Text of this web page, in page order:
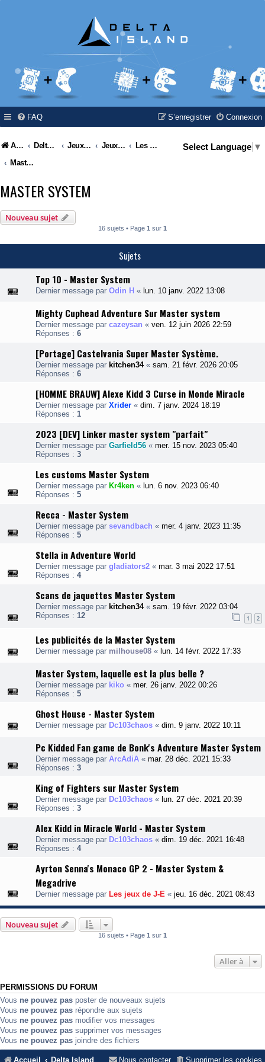
FAQ Connexion
S’enregistrer
Accueil Delta Island Jeux Video Jeux Vidéo & Retrogaming
Les consoles Sega
Master System
Select Language ▼
MASTER SYSTEM
Nouveau sujet
16 sujets • Page 1 sur 1
Sujets
Top 10 - Master System
Dernier message par Odin H « lun. 10 janv. 2022 13:08
Mighty Cuphead Adventure Sur Master system
Dernier message par cazeysan « ven. 12 juin 2026 22:59
Réponses : 6
[Portage] Castelvania Super Master Système.
Dernier message par kitchen34« sam. 21 févr. 2026 20:05
Réponses : 6
[HOMME BRAUW] Alexe Kidd 3 Curse in Monde Miracle
Dernier message par Xrider « dim. 7 janv. 2024 18:19
Réponses : 1
2023 [DEV] Linker master system "parfait"
Dernier message par Garfield56 « mer. 15 nov. 2023 05:40
Réponses : 3
Les customs Master System
Dernier message par Kr4ken « lun. 6 nov. 2023 06:40
Réponses : 5
Recca - Master System
Dernier message par sevandbach « mer. 4 janv. 2023 11:35
Réponses : 5
Stella in Adventure World
Dernier message par gladiators2 « mar. 3 mai 2022 17:51
Réponses : 4
Scans de jaquettes Master System
Dernier message par kitchen34« sam. 19 févr. 2022 03:04
Réponses : 12 1 2
Les publicités de la Master System
Dernier message par milhouse08 « lun. 14 févr. 2022 17:33
Master System, laquelle est la plus belle ?
Dernier message par kiko « mer. 26 janv. 2022 00:26
Réponses : 5
Ghost House - Master System
Dernier message par Dc103chaos « dim. 9 janv. 2022 10:11
Pc Kidded Fan game de Bonk's Adventure Master System
Dernier message par ArcAdiA « mar. 28 déc. 2021 15:33
Réponses : 3
King of Fighters sur Master System
Dernier message par Dc103chaos « lun. 27 déc. 2021 20:39
Réponses : 3
Alex Kidd in Miracle World - Master System
Dernier message par Dc103chaos « dim. 19 déc. 2021 16:48
Réponses : 4
Ayrton Senna's Monaco GP 2 - Master System &
Megadrive
Dernier message par Les jeux de J-E « jeu. 16 déc. 2021 08:43
Nouveau sujet
16 sujets • Page 1 sur 1
Aller à
PERMISSIONS DU FORUM
Vous ne pouvez pas poster de nouveaux sujets
Vous ne pouvez pas répondre aux sujets
Vous ne pouvez pas modifier vos messages
Vous ne pouvez pas supprimer vos messages
Vous ne pouvez pas joindre des fichiers
Accueil Delta Island Supprimer les cookies
Nous contacter